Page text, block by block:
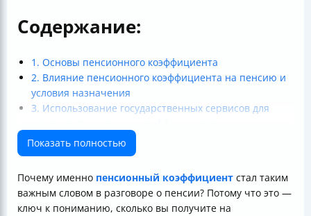
Содержание:
1. Основы пенсионного коэффициента
2. Влияние пенсионного коэффициента на пенсию и
условия назначения
3. Использование государственных сервисов для
4. Советы по увеличению пенсионных баллов и
актуальные изменения
Показать полностью
Почему именно пенсионный коэффициент стал таким
важным словом в разговоре о пенсии? Потому что это —
ключ к пониманию, сколько вы получите на